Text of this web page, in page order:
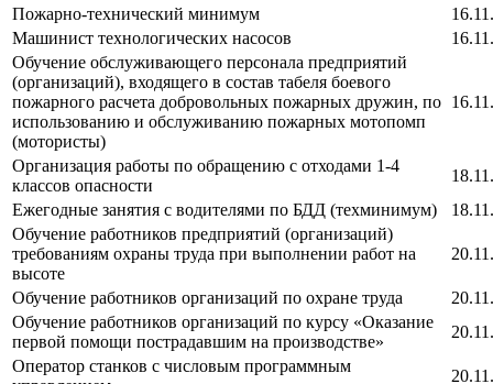
Пожарно-технический минимум
Машинист технологических насосов
Обучение обслуживающего персонала предприятий
(организаций), входящего в состав табеля боевого
пожарного расчета добровольных пожарных дружин, по
использованию и обслуживанию пожарных мотопомп
(мотористы)
Организация работы по обращению с отходами 1-4
классов опасности
Ежегодные занятия с водителями по БДД (техминимум)
Обучение работников предприятий (организаций)
требованиям охраны труда при выполнении работ на
высоте
Обучение работников организаций по охране труда
Обучение работников организаций по курсу «Оказание
первой помощи пострадавшим на производстве»
Оператор станков с числовым программным